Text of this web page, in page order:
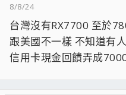
8/8/24
台灣沒有RX7700 至於
跟美國不一樣 不知道有
信用卡現金回饋弄成